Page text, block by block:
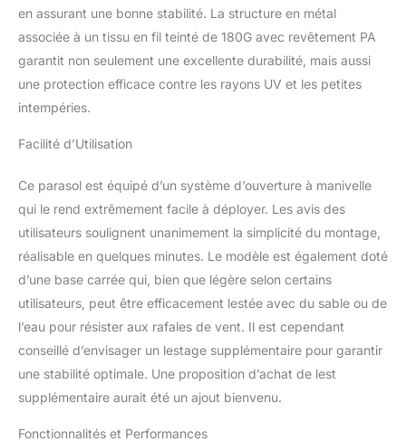
à une toile résistante aux
averses et aux rayons du
teinté en fil PA
sélectionné, le parasol de
anti-décoloration et anti-
une utilisation à long
terme. Système de
manivelle pratique : Fini
les difficultés pour ouvrir
le parasol de terrasse. Il
pour une ouverture facile
et fluide, vous
permettant d'étendre la
toile à la hauteur
souhaitée. De plus, le
parasol de jardin dispose
en assurant une bonne stabilité. La structure en métal
associée à un tissu en fil teinté de 180G avec revêtement PA
garantit non seulement une excellente durabilité, mais aussi
une protection efficace contre les rayons UV et les petites
intempéries.
Facilité d’Utilisation
Ce parasol est équipé d’un système d’ouverture à manivelle
qui le rend extrêmement facile à déployer. Les avis des
utilisateurs soulignent unanimement la simplicité du montage,
réalisable en quelques minutes. Le modèle est également doté
d’une base carrée qui, bien que légère selon certains
utilisateurs, peut être efficacement lestée avec du sable ou de
l’eau pour résister aux rafales de vent. Il est cependant
conseillé d’envisager un lestage supplémentaire pour garantir
une stabilité optimale. Une proposition d’achat de lest
supplémentaire aurait été un ajout bienvenu.
Fonctionnalités et Performances